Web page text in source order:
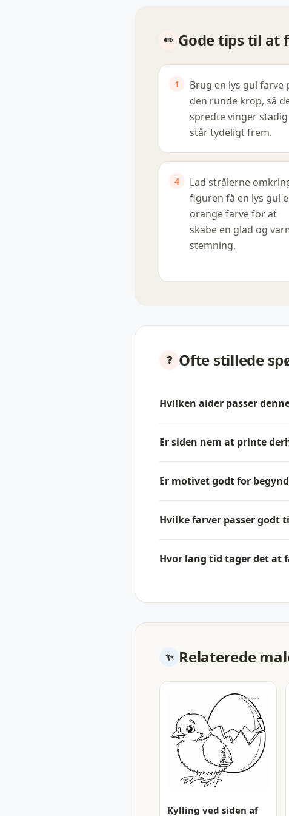
Gode tips til
Brug en lys gul farve
den runde krop, så
spredte vinger stadig
står tydeligt frem.
Lad strålerne
figuren få en lys gul
orange farve for at
skabe en glad og
stemning.
Ofte stillede
Hvilken alder passer
Er siden nem at printe
Er motivet godt for
Hvilke farver passer godt
Hvor lang tid tager det at
Relaterede
Kylling ved siden af